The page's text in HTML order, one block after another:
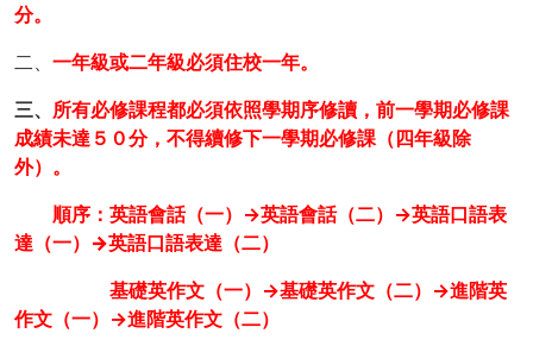
分。
二、 一年級或二年級必須住校一年。
三、 所有必修課程都必須依照學期序修讀，前一學期必修課
成績未達５０分，不得續修下一學期必修課（四年級除
外）。
順序：英語會話（一）→英語會話（二）→英語口語表
達（一） →英語口語表達（二）
基礎英作文（一）→基礎英作文（二）→進階英
作文（一）→進階英作文（二）